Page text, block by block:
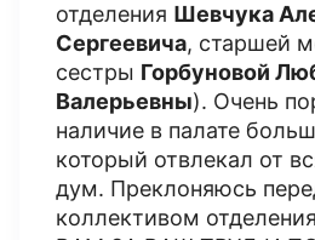
отделения Шевчука
Сергеевича, старшей
сестры Горбуновой
Валерьевны). Очень
наличие в палате
который отвлекал от
дум. Преклоняюсь
коллективом